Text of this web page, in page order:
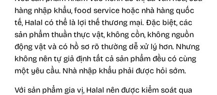
hàng nhập khẩu, food service hoặc nhà hàng quốc
tế, Halal có thể là lợi thế thương mại. Đặc biệt, các
sản phẩm thuần thực vật, không cồn, không nguồn
động vật và có hồ sơ rõ thường dễ xử lý hơn. Nhưng
không nên tự giả định tất cả sản phẩm đều có cùng
một yêu cầu. Nhà nhập khẩu phải được hỏi sớm.
Với sản phẩm gia vị, Halal nên được kiểm soát qua